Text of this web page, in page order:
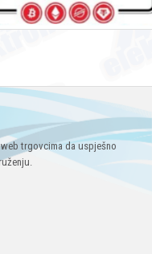
trgovcima da uspješno